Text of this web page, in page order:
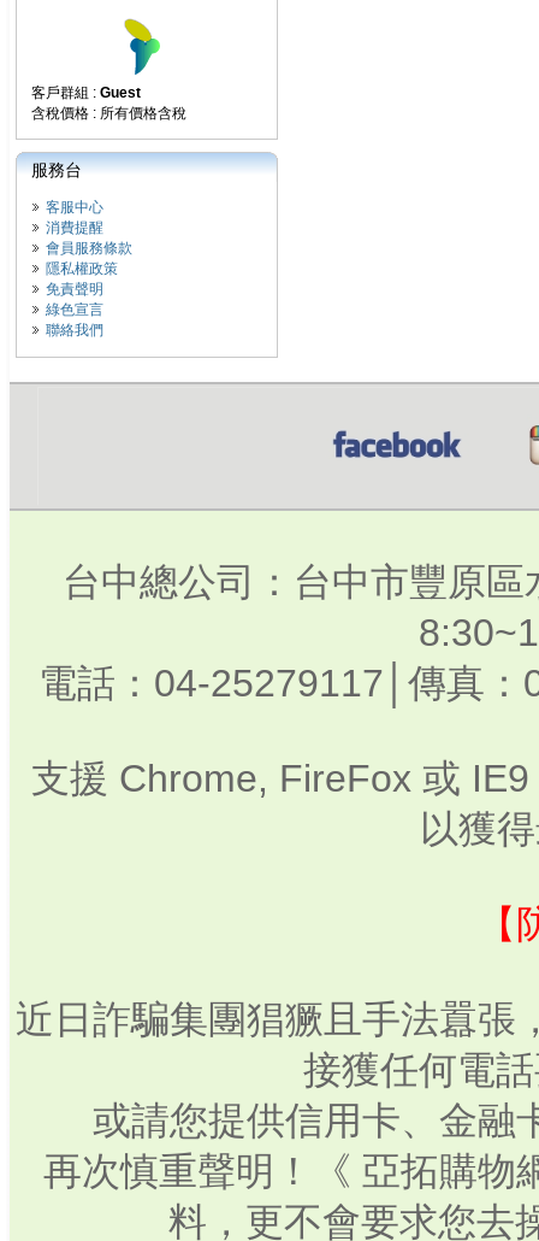
客戶群組 : Guest
含稅價格 : 所有價格含稅
服務台
客服中心
消費提醒
會員服務條款
隱私權政策
免責聲明
綠色宣言
聯絡我們
台中總公司：台中市豐原
電話：04-25279117│傳真
支援 Chrome, FireFox 或
以獲
近日詐騙集團猖獗且手法囂張
接獲任何電
或請您提供信用卡、金融
再次慎重聲明！《 亞拓購物
料，更不會要求您去